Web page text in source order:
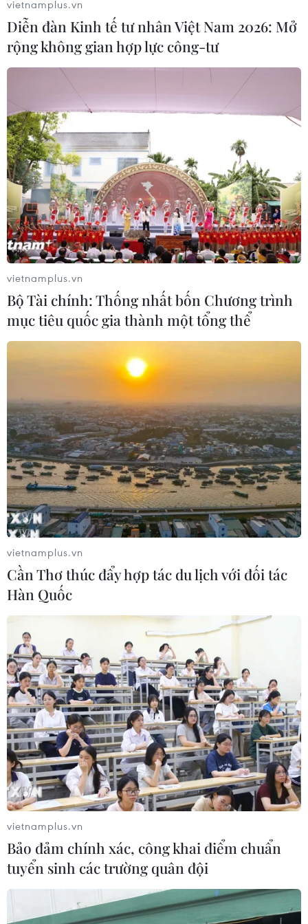
Quảng Trị: 13 người trên tàu cá gặp nạn
tại khu vực đảo Cồn Cỏ
12/12/2016 11:04
Khoảng 10 giờ ngày 12/12, Bộ Chỉ huy Bộ đội Biên
phòng tỉnh Quảng Trị đã cứu nạn thành công 13 người
trên một tàu cá gặp nạn.
vietnamplus.vn
Diễn đàn Kinh tế tư nhân Việt Nam 2026: Mở
rộng không gian hợp lực công-tư
vietnamplus.vn
Bộ Tài chính: Thống nhất bốn Chương trình
mục tiêu quốc gia thành một tổng thể
vietnamplus.vn
Cần Thơ thúc đẩy hợp tác du lịch với đối tác
Hàn Quốc
vietnamplus.vn
Bảo đảm chính xác, công khai điểm chuẩn
tuyển sinh các trường quân đội